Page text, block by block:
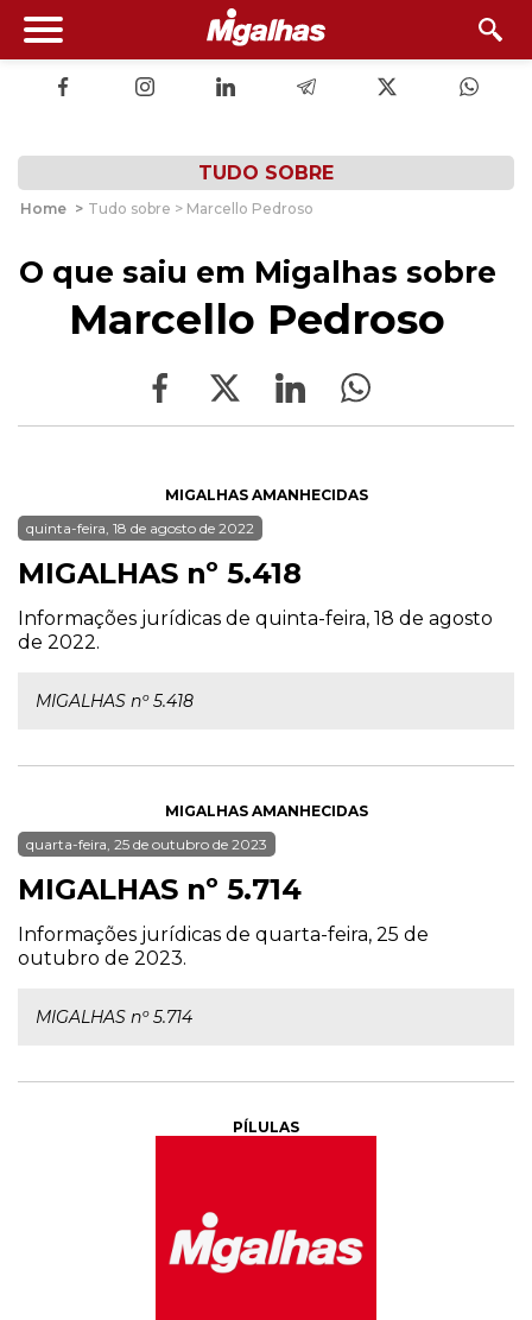
TUDO SOBRE
Home > Tudo sobre > Marcello Pedroso
O que saiu em Migalhas sobre
Marcello Pedroso
MIGALHAS AMANHECIDAS
quinta-feira, 18 de agosto de 2022
MIGALHAS nº 5.418
Informações jurídicas de quinta-feira, 18 de agosto
de 2022.
MIGALHAS nº 5.418
MIGALHAS AMANHECIDAS
quarta-feira, 25 de outubro de 2023
MIGALHAS nº 5.714
Informações jurídicas de quarta-feira, 25 de
outubro de 2023.
MIGALHAS nº 5.714
PÍLULAS